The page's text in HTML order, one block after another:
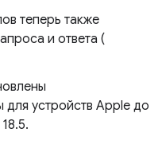
теперь также
и ответа (
для устройств Apple до